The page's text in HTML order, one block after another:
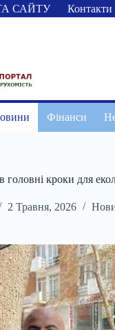
САЙТУ Контакти
Фінанси
кроки для
2 Травня, 2026